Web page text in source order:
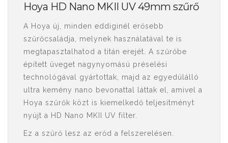
Hoya HD Nano MKII UV 49mm szűrő
A Hoya új, minden eddiginél erősebb
szűrőcsaládja, melynek használatával te is
megtapasztalhatod a titán erejét. A szűrőbe
épített üveget nagynyomású préselési
technológával gyártottak, majd az egyedülálló
ultra kemény nano bevonattal láttak el, amivel a
Hoya szűrők közt is kiemelkedő teljesítményt
nyújt a HD Nano MKII UV filter.
Ez a szűrő lesz az erőd a felszerelésen.